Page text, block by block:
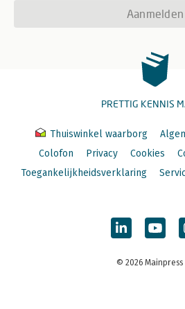
Aanmelden
PRETTIG KENNIS
Thuiswinkel waarborg
Colofon
Privacy Cookies
Toegankelijkheidsverklaring
© 2026 Mainpress